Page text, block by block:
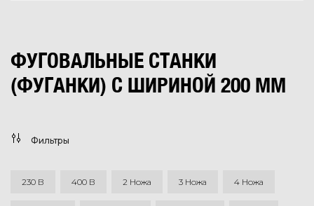
ФУГОВАЛЬНЫЕ СТАНКИ
(ФУГАНКИ) С ШИРИНОЙ 200 ММ
Фильтры
230 В 400 В 2 Ножа 3 Ножа 4 Ножа